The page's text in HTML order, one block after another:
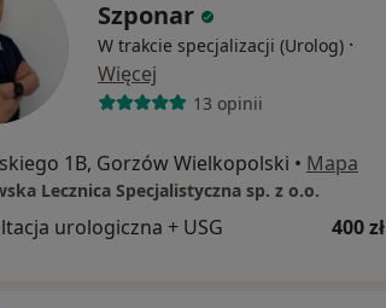
Szponar
W trakcie specjalizacji (Urolog) ·
Więcej
13 opinii
1B, Gorzów Wielkopolski • Mapa
Lecznica Specjalistyczna sp. z o.o.
urologiczna + USG 400 zł